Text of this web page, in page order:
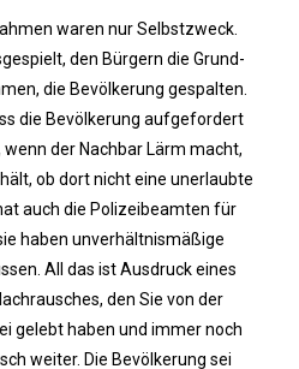
waren nur Selbstzweck.
den Bürgern die Grund-
die Bevölkerung gespalten.
die Bevölkerung aufgefordert
der Nachbar Lärm macht,
ob dort nicht eine unerlaubte
auch die Polizeibeamten für
haben unverhältnismäßige
All das ist Ausdruck eines
den Sie von der
gelebt haben und immer noch
weiter. Die Bevölkerung sei